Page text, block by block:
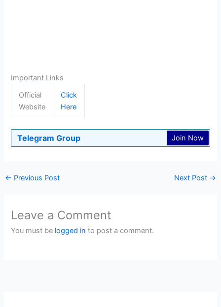
Important Links
Official
Website
Click
Here
Telegram Group Join Now
← Previous Post Next Post →
Leave a Comment
You must be logged in to post a comment.